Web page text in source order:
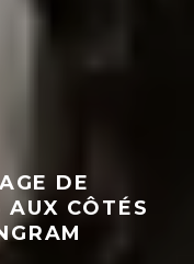
DE
AUX CÔTÉS